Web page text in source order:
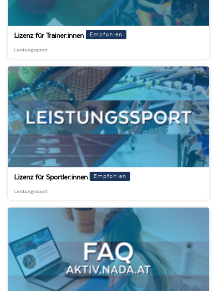
Lizenz für Trainer:innen Empfohlen
Leistungssport
Lizenz für Sportler:innen Empfohlen
Leistungssport